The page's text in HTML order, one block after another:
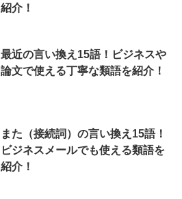
紹介！
最近の言い換え15語！ビジネスや
論文で使える丁寧な類語を紹介！
また（接続詞）の言い換え15語！
ビジネスメールでも使える類語を
紹介！